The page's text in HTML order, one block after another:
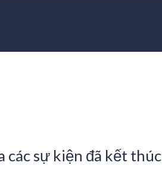
các sự kiện đã kết thúc